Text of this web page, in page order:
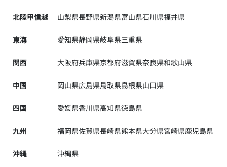
北陸甲信越 山梨県長野県新潟県富山県石川県福井県
東海 愛知県静岡県岐阜県三重県
関西 大阪府兵庫県京都府滋賀県奈良県和歌山県
中国 岡山県広島県鳥取県島根県山口県
四国 愛媛県香川県高知県徳島県
九州 福岡県佐賀県長崎県熊本県大分県宮崎県鹿児島県
沖縄 沖縄県